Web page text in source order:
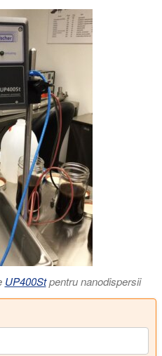
UP400Stpentru nanodispersii